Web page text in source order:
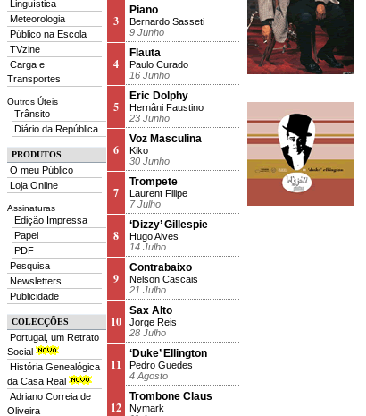
Linguística
Meteorologia
Público na Escola
TVzine
Carga e
Transportes
Outros Úteis
Trânsito
Diário da República
PRODUTOS
O meu Público
Loja Online
Assinaturas
Edição Impressa
Papel
PDF
Pesquisa
Newsletters
Publicidade
COLECÇÕES
Portugal, um Retrato
Social
História Genealógica
da Casa Real
Adriano Correia de
Oliveira
3
Piano
Bernardo Sasseti
9 Junho
4
Flauta
Paulo Curado
16 Junho
5
Eric Dolphy
Hernâni Faustino
23 Junho
6
Voz Masculina
Kiko
30 Junho
7
Trompete
Laurent Filipe
7 Julho
8
‘Dizzy’ Gillespie
Hugo Alves
14 Julho
9
Contrabaixo
Nelson Cascais
21 Julho
10
Sax Alto
Jorge Reis
28 Julho
11
‘Duke’ Ellington
Pedro Guedes
4 Agosto
12
Trombone Claus
Nymark